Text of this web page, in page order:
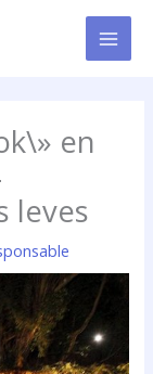
en
leves